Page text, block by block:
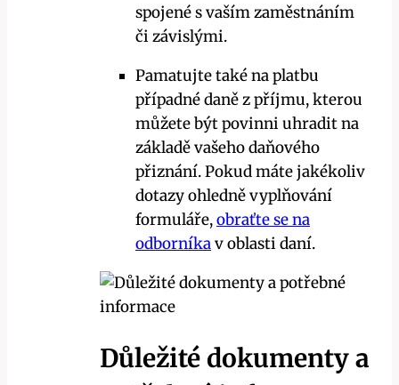
spojené s vaším zaměstnáním
či závislými.
Pamatujte také na platbu
případné daně z příjmu, kterou
můžete být povinni uhradit na
základě vašeho daňového
přiznání. Pokud máte jakékoliv
dotazy ohledně vyplňování
formuláře,obraťte se na
odborníkav oblasti daní.
Důležité dokumenty a